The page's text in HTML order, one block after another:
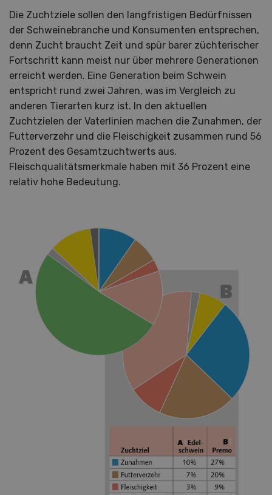
Die Zuchtziele sollen den langfristigen Bedürfnissen
der Schweinebranche und Konsumenten entsprechen,
denn Zucht braucht Zeit und spür barer züchterischer
Fortschritt kann meist nur über mehrere Generationen
erreicht werden. Eine Generation beim Schwein
entspricht rund zwei Jahren, was im Vergleich zu
anderen Tierarten kurz ist. In den aktuellen
Zuchtzielen der Vaterlinien machen die Zunahmen, der
Futterverzehr und die Fleischigkeit zusammen rund 56
Prozent des Gesamtzuchtwerts aus.
Fleischqualitätsmerkmale haben mit 36 Prozent eine
relativ hohe Bedeutung.